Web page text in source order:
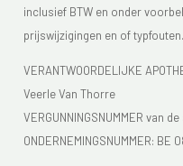
inclusief BTW en onder
prijswijzigingen en of typfouten.
VERANTWOORDELIJKE
Veerle Van Thorre
VERGUNNINGSNUMMER van
ONDERNEMINGSNUMMER: BE